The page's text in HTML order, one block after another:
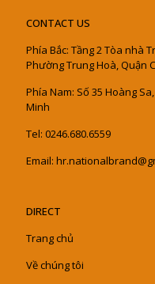
CONTACT US
Phía Bắc: Tầng 2 Tòa nhà
Phường Trung Hoà, Quận
Phía Nam: Số 35 Hoàng
Minh
Tel: 0246.680.6559
Email:
DIRECT
Trang chủ
Về chúng tôi